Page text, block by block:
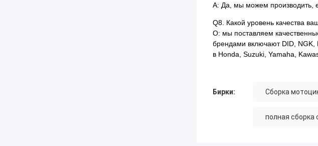
A: Да, мы можем производить,
Q8. Какой уровень качества
О: мы поставляем
брендами включают DID, NGK,
в Honda, Suzuki, Yamaha,
Бирки: Сборка
полная сборка